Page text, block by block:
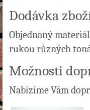
Dodávka
Objednaný
rukou různých
Možnosti
Nabízíme Vám